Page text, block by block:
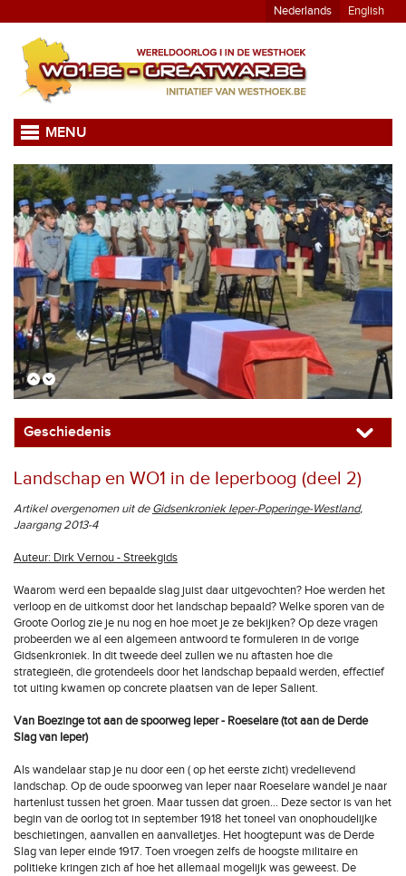
Nederlands English
MENU
Geschiedenis
Landschap en WO1 in de Ieperboog (deel 2)
Artikel overgenomen uit deGidsenkroniek Ieper-Poperinge-Westland,
Jaargang 2013-4
Auteur: Dirk Vernou - Streekgids
Waarom werd een bepaalde slag juist daar uitgevochten? Hoe werden het
verloop en de uitkomst door het landschap bepaald? Welke sporen van de
Groote Oorlog zie je nu nog en hoe moet je ze bekijken? Op deze vragen
probeerden we al een algemeen antwoord te formuleren in de vorige
Gidsenkroniek. In dit tweede deel zullen we nu aftasten hoe die
strategieën, die grotendeels door het landschap bepaald werden, effectief
tot uiting kwamen op concrete plaatsen van de Ieper Salient.
Van Boezinge tot aan de spoorweg Ieper - Roeselare (tot aan de Derde
Slag van Ieper)
Als wandelaar stap je nu door een ( op het eerste zicht) vredelievend
landschap. Op de oude spoorweg van Ieper naar Roeselare wandel je naar
hartenlust tussen het groen. Maar tussen dat groen… Deze sector is van het
begin van de oorlog tot in september 1918 het toneel van onophoudelijke
beschietingen, aanvallen en aanvalletjes. Het hoogtepunt was de Derde
Slag van Ieper einde 1917. Toen vroegen zelfs de hoogste militaire en
politieke kringen zich af hoe het allemaal mogelijk was geweest. De